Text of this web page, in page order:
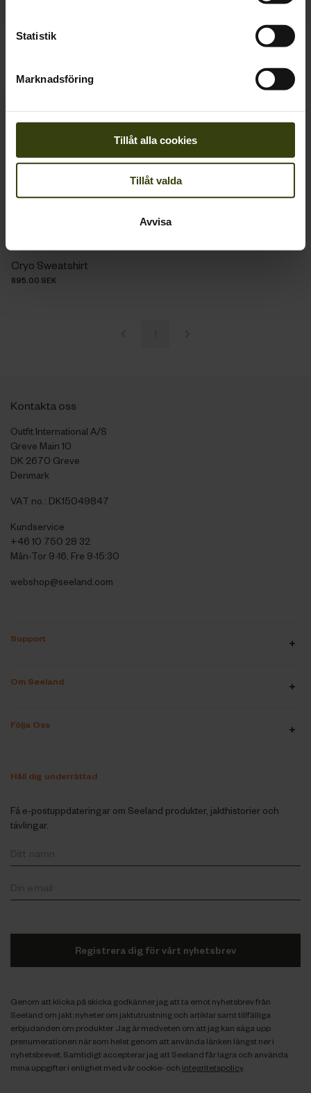
Statistik
Marknadsföring
Tillåt alla cookies
Tillåt valda
Avvisa
Seeland Cross sweatshirt Pine Half Zip tröja
Cryo Sweatshirt
895.00 SEK
Kontakta oss
Outfit International A/S
Greve Main 10
DK 2670 Greve
Denmark
VAT no.: DK15049847
Kundservice
+46 10 750 28 32
Mån-Tor 9-16, Fre 9-15:30
webshop@seeland.com
Support
Om Seeland
Följa Oss
Håll dig underrättad
Få e-postuppdateringar om Seeland produkter, jakthistorier och
tävlingar.
Registrera dig för vårt nyhetsbrev
Genom att klicka på skicka godkänner jag att ta emot nyhetsbrev från
Seeland om jakt: nyheter om jaktutrustning och artiklar samt tillfälliga
erbjudanden om produkter. Jag är medveten om att jag kan säga upp
prenumerationen när som helst genom att använda länken längst ner i
nyhetsbrevet. Samtidigt accepterar jag att Seeland får lagra och använda
mina uppgifter i enlighet med vår cookie- och integritetspolicy.